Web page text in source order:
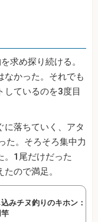
求め探り続ける。
なかった。それでも
しているのを3度目
に落ちていく、アタ
た。そろそろ集中力
。1尾だけだった
ので満足。
みチヌ釣りのキホン：